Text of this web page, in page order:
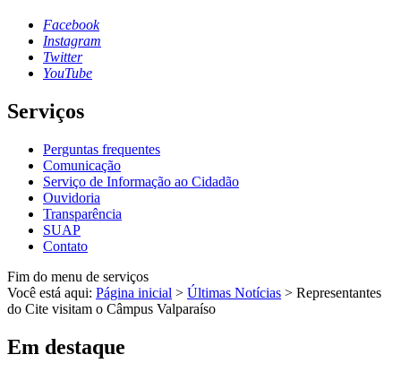
Facebook
Instagram
Twitter
YouTube
Serviços
Perguntas frequentes
Comunicação
Serviço de Informação ao Cidadão
Ouvidoria
Transparência
SUAP
Contato
Fim do menu de serviços
Você está aqui: Página inicial > Últimas Notícias > Representantes
do Cite visitam o Câmpus Valparaíso
Em destaque